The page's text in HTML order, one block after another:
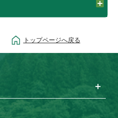
トップページへ戻る